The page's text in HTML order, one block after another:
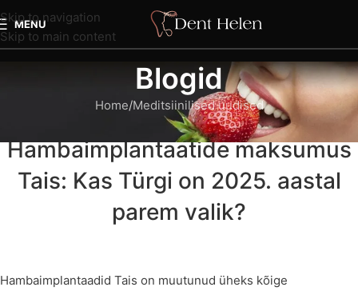
Skip to navigation
Skip to main content
MENU
Blogid
Home Meditsiinilised uudised
MEDITSIINILISED UUDISED
Hambaimplantaatide maksumus
Tais: Kas Türgi on 2025. aastal
parem valik?
Hambaimplantaadid Tais on muutunud üheks kõige